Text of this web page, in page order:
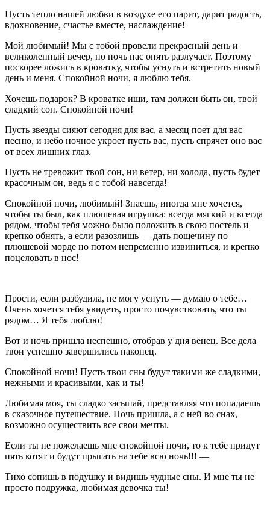
Пусть тепло нашей любви в воздухе его парит, дарит радость,
вдохновение, счастье вместе, наслаждение!
Мой любимый! Мы с тобой провели прекрасный день и
великолепный вечер, но ночь нас опять разлучает. Поэтому
поскорее ложись в кроватку, чтобы уснуть и встретить новый
день и меня. Спокойной ночи, я люблю тебя.
Хочешь подарок? В кроватке ищи, там должен быть он, твой
сладкий сон. Спокойной ночи!
Пусть звезды сияют сегодня для вас, а месяц поет для вас
песню, и небо ночное укроет пусть вас, пусть спрячет оно вас
от всех лишних глаз.
Пусть не тревожит твой сон, ни ветер, ни холода, пусть будет
красочным он, ведь я с тобой навсегда!
Спокойной ночи, любимый! Знаешь, иногда мне хочется,
чтобы ты был, как плюшевая игрушка: всегда мягкий и всегда
рядом, чтобы тебя можно было положить в свою постель и
крепко обнять, а если разозлишь — дать пощечину по
плюшевой морде но потом непременно извиниться, и крепко
поцеловать в нос!
Прости, если разбудила, не могу уснуть — думаю о тебе…
Очень хочется тебя увидеть, просто почувствовать, что ты
рядом… Я тебя люблю!
Вот и ночь пришла неспешно, отобрав у дня венец. Все дела
твои успешно завершились наконец.
Спокойной ночи! Пусть твои сны будут такими же сладкими,
нежными и красивыми, как и ты!
Любимая моя, ты сладко засыпай, представляя что попадаешь
в сказочное путешествие. Ночь пришла, а с ней во снах,
возможно осуществить все свои мечты.
Если ты не пожелаешь мне спокойной ночи, то к тебе придут
пять котят и будут прыгать на тебе всю ночь!!! —
Тихо сопишь в подушку и видишь чудные сны. И мне ты не
просто подружка, любимая девочка ты!